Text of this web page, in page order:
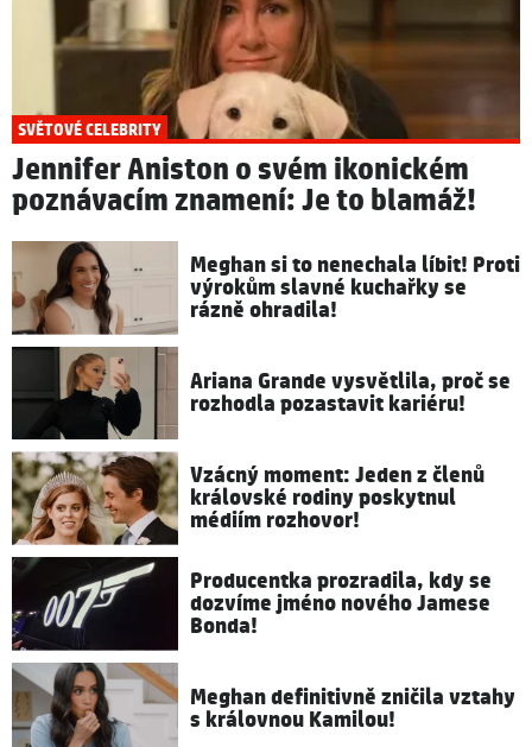
SVĚTOVÉ CELEBRITY
Jennifer Aniston o svém ikonickém
poznávacím znamení: Je to blamáž!
Meghan si to nenechala líbit! Proti
výrokům slavné kuchařky se
rázně ohradila!
Ariana Grande vysvětlila, proč se
rozhodla pozastavit kariéru!
Vzácný moment: Jeden z členů
královské rodiny poskytnul
médiím rozhovor!
Producentka prozradila, kdy se
dozvíme jméno nového Jamese
Bonda!
Meghan definitivně zničila vztahy
s královnou Kamilou!